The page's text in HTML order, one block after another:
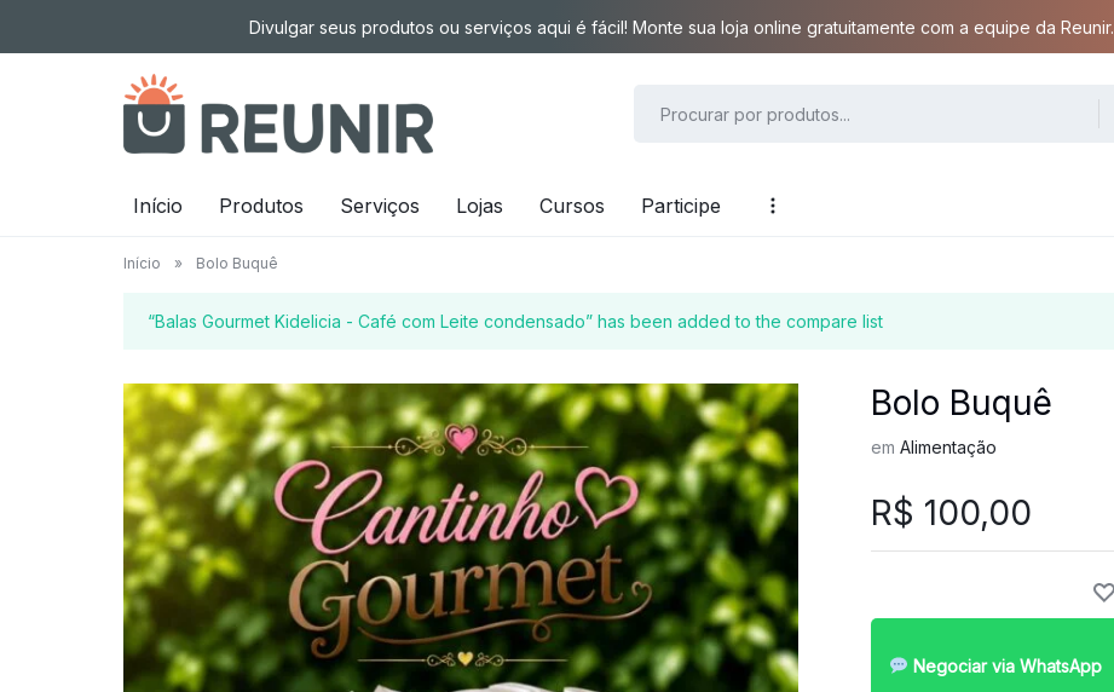
Divulgar seus produtos ou serviços aqui é fácil! Monte sua loja online gratuitamente com a equipe da Reunir.
oportunizando
trabalho
decente
para
quem
mais
precisa!
Início Produtos Serviços Lojas Cursos Participe
Início » Bolo Buquê
“Balas Gourmet Kidelicia - Café com Leite condensado” has been added to the compare list
Bolo Buquê
emAlimentação
R$ 100,00
Negociar via WhatsApp